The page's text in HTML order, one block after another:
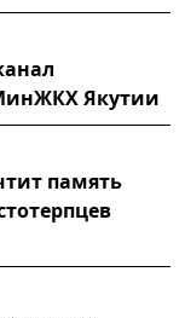
Якутии
память